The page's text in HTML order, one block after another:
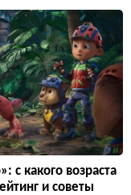
с какого возраста
и советы